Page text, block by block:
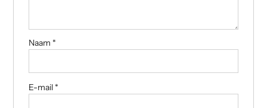
Naam *
E-mail *